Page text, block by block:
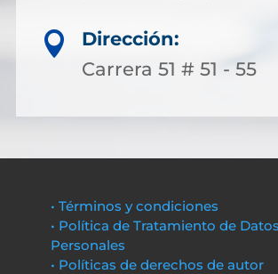

Dirección:
Carrera 51 # 51 - 55
• Términos y condiciones
• Política de Tratamiento de Datos
Personales
• Políticas de derechos de autor